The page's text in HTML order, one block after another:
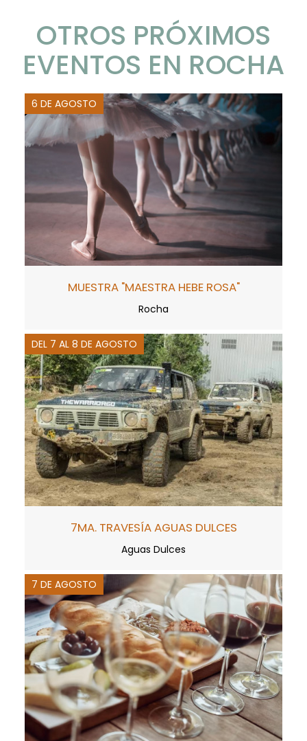
OTROS PRÓXIMOS
EVENTOS EN ROCHA
6 DE AGOSTO
MUESTRA "MAESTRA HEBE ROSA"
Rocha
DEL 7 AL 8 DE AGOSTO
7MA. TRAVESÍA AGUAS DULCES
Aguas Dulces
7 DE AGOSTO